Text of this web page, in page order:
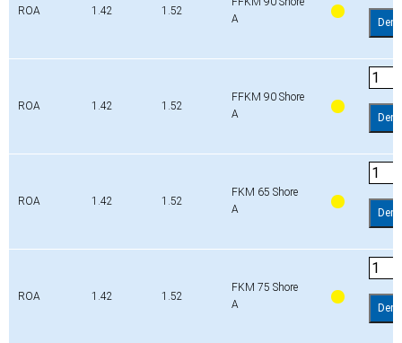
ROA 1.42 1.52
A
ROA 1.42 1.52
FFKM 90 Shore
A
ROA 1.42 1.52
FKM 65 Shore
A
ROA 1.42 1.52
FKM 75 Shore
A